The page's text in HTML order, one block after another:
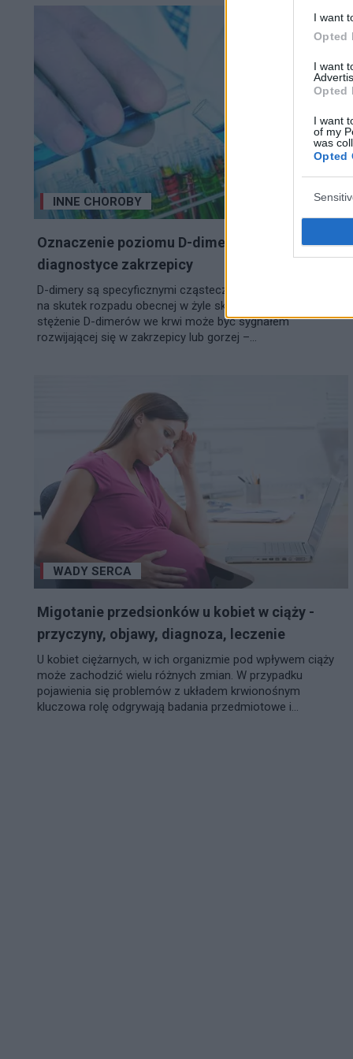
I want
Opted
I want
Opted
I want
of my
was
Opted
INNE CHOROBY
Oznaczenie poziomu D-dimerów – przydatne w
diagnostyce zakrzepicy
D-dimery są specyficznymi cząsteczkami, które powstają
na skutek rozpadu obecnej w żyle skrzepliny. Podwyższone
stężenie D-dimerów we krwi może być sygnałem
rozwijającej się w zakrzepicy lub gorzej –...
WADY SERCA
Migotanie przedsionków u kobiet w ciąży -
przyczyny, objawy, diagnoza, leczenie
U kobiet ciężarnych, w ich organizmie pod wpływem ciąży
może zachodzić wielu różnych zmian. W przypadku
pojawienia się problemów z układem krwionośnym
kluczowa rolę odgrywają badania przedmiotowe i...